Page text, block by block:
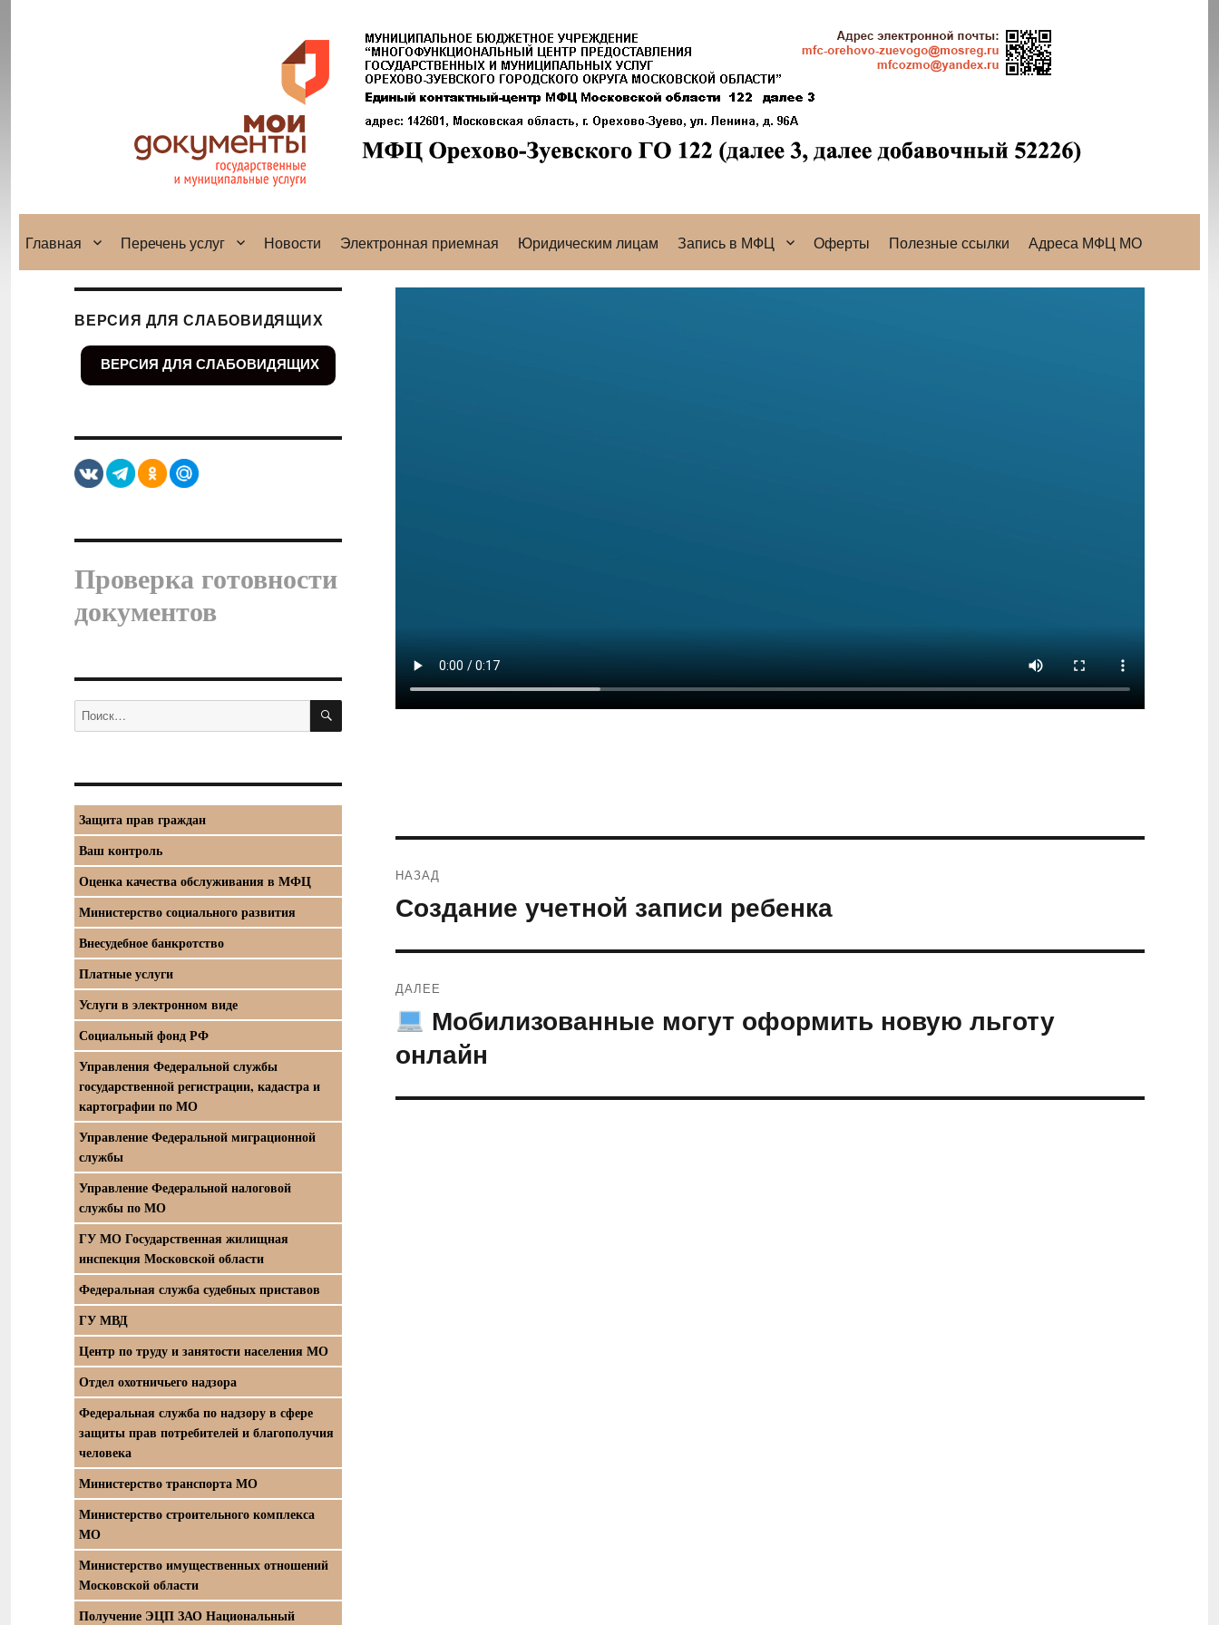
Главная Перечень услуг Новости Электронная приемная Юридическим лицам Запись в МФЦ Оферты Полезные ссылки Адреса МФЦ МО
по
НАЗАД
Предыдущая
запись:
Создание учетной записи ребенка
ДАЛЕЕ
Следующая
Мобилизованные могут оформить новую льготу
онлайн
ВЕРСИЯ ДЛЯ СЛАБОВИДЯЩИХ
ВЕРСИЯ ДЛЯ СЛАБОВИДЯЩИХ
Проверка готовности
документов
Искать: ПОИСК
Защита прав граждан
Ваш контроль
Оценка качества обслуживания в МФЦ
Министерство социального развития
Внесудебное банкротство
Платные услуги
Услуги в электронном виде
Социальный фонд РФ
Управления Федеральной службы
государственной регистрации, кадастра и
картографии по МО
Управление Федеральной миграционной
службы
Управление Федеральной налоговой
службы по МО
ГУ МО Государственная жилищная
инспекция Московской области
Федеральная служба судебных приставов
ГУ МВД
Центр по труду и занятости населения МО
Отдел охотничьего надзора
Федеральная служба по надзору в сфере
защиты прав потребителей и благополучия
человека
Министерство транспорта МО
Министерство строительного комплекса
МО
Министерство имущественных отношений
Московской области
Получение ЭЦП ЗАО Национальный